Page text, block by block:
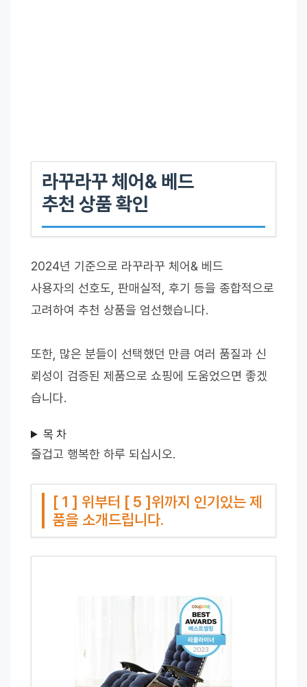
라꾸라꾸 체어& 베드
추천 상품 확인
2024년 기준으로 라꾸라꾸 체어& 베드
사용자의 선호도, 판매실적, 후기 등을 종합적으로
고려하여 추천 상품을 엄선했습니다.
또한, 많은 분들이 선택했던 만큼 여러 품질과 신
뢰성이 검증된 제품으로 쇼핑에 도움었으면 좋겠
습니다.
목 차
즐겁고 행복한 하루 되십시오.
[ 1 ] 위부터 [ 5 ]위까지 인기있는 제
품을 소개드립니다.